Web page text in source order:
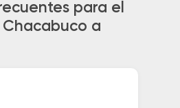
para el
a